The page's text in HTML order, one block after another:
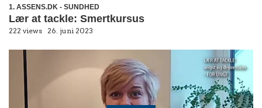
1. ASSENS.DK - SUNDHED
Lær at tackle: Smertkursus
222 views 26. juni 2023